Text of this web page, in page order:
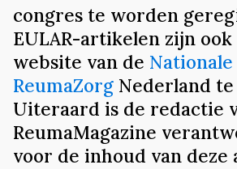
congres te worden
EULAR-artikelen zijn ook
website van de
ReumaZorg Nederland te
Uiteraard is de redactie
ReumaMagazine
voor de inhoud van deze